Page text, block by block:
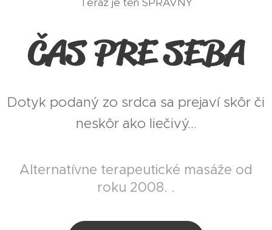
ČAS PRE SEBA
Dotyk podaný zo srdca sa prejaví skôr či
neskôr ako liečivý...
Alternatívne terapeutické masáže od
roku 2008. .